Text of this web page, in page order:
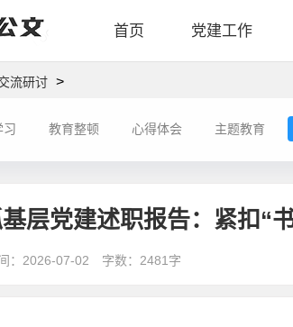
首页 党建工作
流研讨 >
习 教育整顿 心得体会 主题教育
层党建述职报告：紧扣“
：2026-07-02 字数：2481字